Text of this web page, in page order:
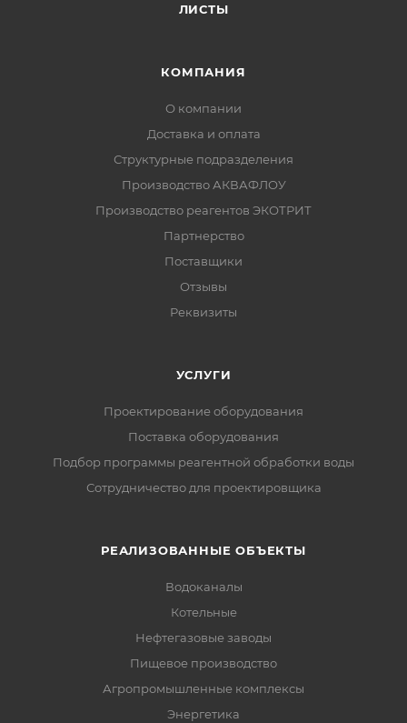
ЛИСТЫ
КОМПАНИЯ
О компании
Доставка и оплата
Структурные подразделения
Производство АКВАФЛОУ
Производство реагентов ЭКОТРИТ
Партнерство
Поставщики
Отзывы
Реквизиты
УСЛУГИ
Проектирование оборудования
Поставка оборудования
Подбор программы реагентной обработки воды
Сотрудничество для проектировщика
РЕАЛИЗОВАННЫЕ ОБЪЕКТЫ
Водоканалы
Котельные
Нефтегазовые заводы
Пищевое производство
Агропромышленные комплексы
Энергетика